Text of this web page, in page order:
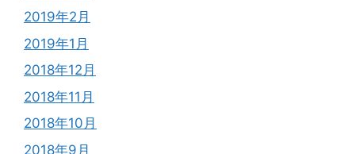
2019年2月
2019年1月
2018年12月
2018年11月
2018年10月
2018年9月